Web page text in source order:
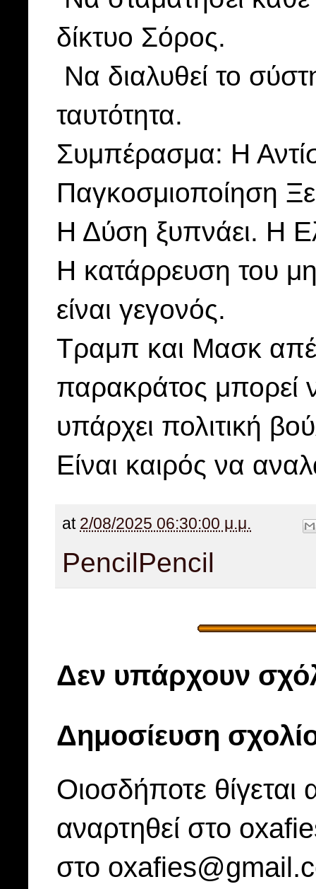
δίκτυο Σόρος.
Να διαλυθεί το
ταυτότητα.
Συμπέρασμα: Η
Παγκοσμιοποίηση
Η Δύση ξυπνάει. Η
Η κατάρρευση του
είναι γεγονός.
Τραμπ και Μασκ
παρακράτος μπορεί
υπάρχει πολιτική
Είναι καιρός να
at 2/08/2025 06:30:00 μ.μ.
PencilPencil
Δεν υπάρχουν
Δημοσίευση
Οιοσδήποτε
αναρτηθεί στο
στο